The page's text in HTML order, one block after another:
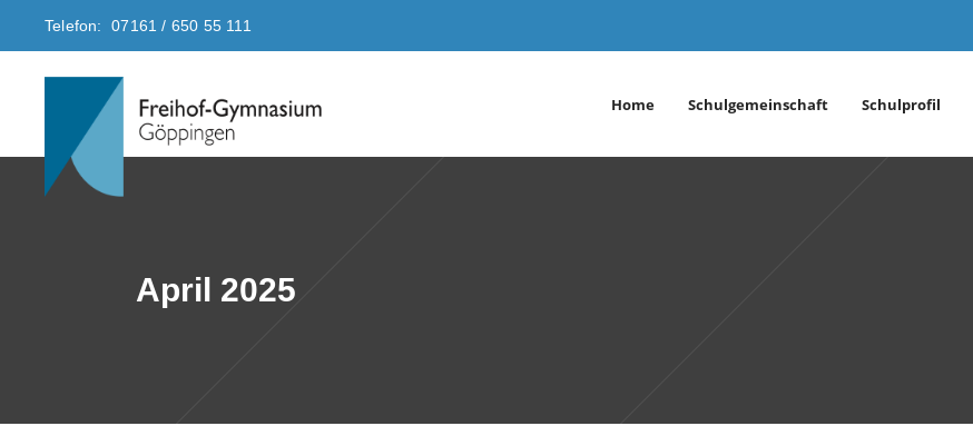
Telefon: 07161 / 650 55 111
Home Schulgemeinschaft Schulprofil
April 2025